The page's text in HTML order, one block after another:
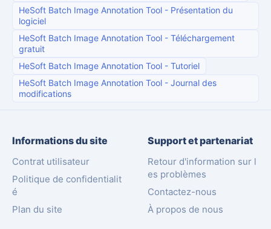
HeSoft Batch Image Annotation Tool - Présentation du
logiciel
HeSoft Batch Image Annotation Tool - Téléchargement
gratuit
HeSoft Batch Image Annotation Tool - Tutoriel
HeSoft Batch Image Annotation Tool - Journal des
modifications
Informations du site
Contrat utilisateur
Politique de confidentialit
é
Plan du site
Support et partenariat
Retour d'information sur l
es problèmes
Contactez-nous
À propos de nous